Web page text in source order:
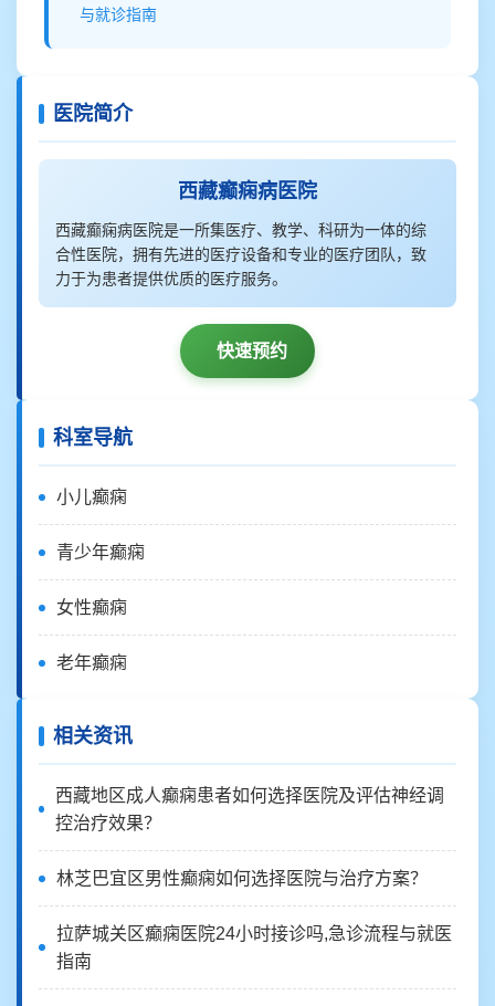
与就诊指南
医院简介
西藏癫痫病医院
西藏癫痫病医院是一所集医疗、教学、科研为一体的综
合性医院，拥有先进的医疗设备和专业的医疗团队，致
力于为患者提供优质的医疗服务。
快速预约
科室导航
小儿癫痫
青少年癫痫
女性癫痫
老年癫痫
相关资讯
西藏地区成人癫痫患者如何选择医院及评估神经调
控治疗效果？
林芝巴宜区男性癫痫如何选择医院与治疗方案？
拉萨城关区癫痫医院24小时接诊吗,急诊流程与就医
指南